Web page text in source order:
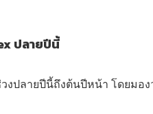
ปลายปีนี้
งปลายปีนี้ถึงต้นปีหน้า โดยมอ